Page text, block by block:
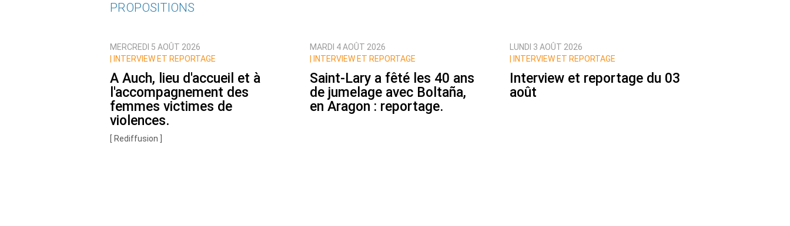
Nom
Courriel (non publié)
PROPOSITIONS
MERCREDI 5 AOÛT 2026
INTERVIEW ET REPORTAGE
A Auch, lieu d'accueil et à
l'accompagnement des
femmes victimes de
violences.
[ Rediffusion ]
MARDI 4 AOÛT 2026
INTERVIEW ET REPORTAGE
Saint-Lary a fêté les 40 ans
de jumelage avec Boltaña,
en Aragon : reportage.
LUNDI 3 AOÛT 2026
INTERVIEW ET REPORTAGE
Interview et reportage du 03
août